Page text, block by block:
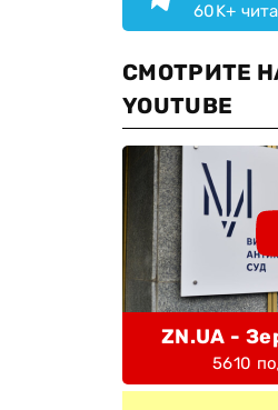
60K+
СМОТРИТЕ
YOUTUBE
ZN.UA -
5610